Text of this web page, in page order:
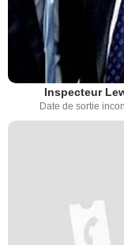
Inspecteur
Date de sortie